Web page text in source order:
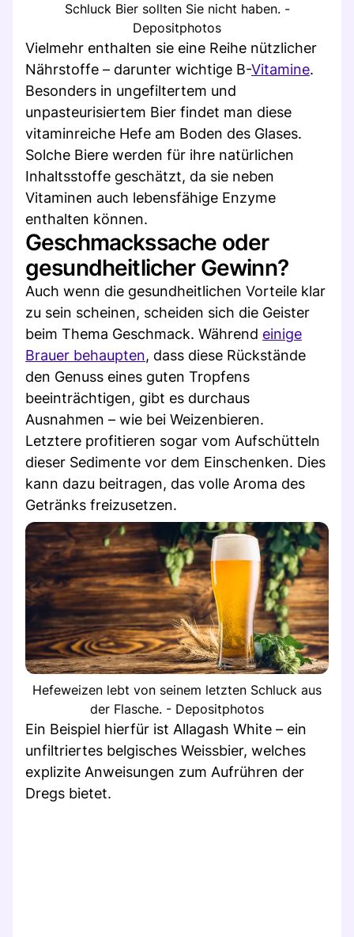
Schluck Bier sollten Sie nicht haben. -
Depositphotos
Vielmehr enthalten sie eine Reihe nützlicher
Nährstoffe – darunter wichtige B-Vitamine.
Besonders in ungefiltertem und
unpasteurisiertem Bier findet man diese
vitaminreiche Hefe am Boden des Glases.
Solche Biere werden für ihre natürlichen
Inhaltsstoffe geschätzt, da sie neben
Vitaminen auch lebensfähige Enzyme
enthalten können.
Geschmackssache oder
gesundheitlicher Gewinn?
Auch wenn die gesundheitlichen Vorteile klar
zu sein scheinen, scheiden sich die Geister
beim Thema Geschmack. Während einige
Brauer behaupten, dass diese Rückstände
den Genuss eines guten Tropfens
beeinträchtigen, gibt es durchaus
Ausnahmen – wie bei Weizenbieren.
Letztere profitieren sogar vom Aufschütteln
dieser Sedimente vor dem Einschenken. Dies
kann dazu beitragen, das volle Aroma des
Getränks freizusetzen.
Hefeweizen lebt von seinem letzten Schluck aus
der Flasche. - Depositphotos
Ein Beispiel hierfür ist Allagash White – ein
unfiltriertes belgisches Weissbier, welches
explizite Anweisungen zum Aufrühren der
Dregs bietet.